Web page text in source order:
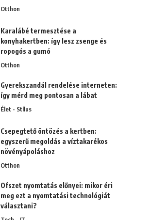
Otthon
Karalábé termesztése a
konyhakertben: így lesz zsenge és
ropogós a gumó
Otthon
Gyerekszandál rendelése interneten:
így mérd meg pontosan a lábat
Élet - Stílus
Csepegtető öntözés a kertben:
egyszerű megoldás a víztakarékos
növényápoláshoz
Otthon
Ofszet nyomtatás előnyei: mikor éri
meg ezt a nyomtatási technológiát
választani?